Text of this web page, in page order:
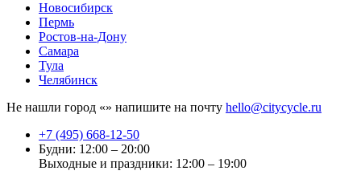
Новосибирск
Пермь
Ростов-на-Дону
Самара
Тула
Челябинск
Не нашли город «» напишите на почту hello@citycycle.ru
+7 (495) 668-12-50
Будни: 12:00 – 20:00
Выходные и праздники: 12:00 – 19:00